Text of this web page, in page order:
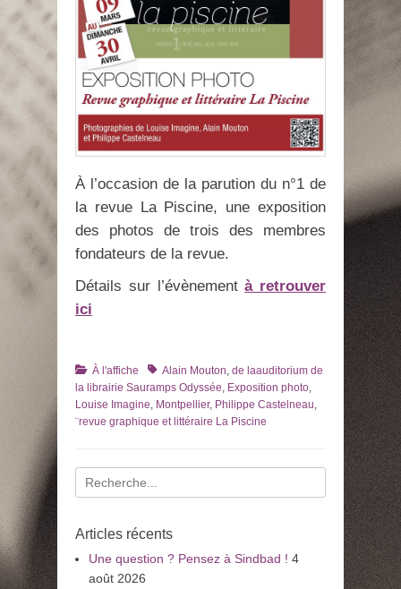
À l’occasion de la parution du n°1 de
la revue La Piscine, une exposition
des photos de trois des membres
fondateurs de la revue.
Détails sur l’évènement à retrouver
ici
Catégories
À l'affiche TagsAlain Mouton, de laauditorium de
la librairie Sauramps Odyssée, Exposition photo,
Louise Imagine, Montpellier, Philippe Castelneau,
¨revue graphique et littéraire La Piscine
Recherche
pour
Articles récents
Une question ? Pensez à Sindbad ! 4
août 2026